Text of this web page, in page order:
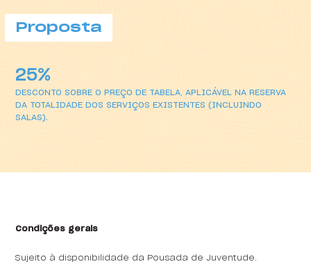
Proposta
25%
DESCONTO SOBRE O PREÇO DE TABELA, APLICÁVEL NA RESERVA
DA TOTALIDADE DOS SERVIÇOS EXISTENTES (INCLUINDO
SALAS).
Condições gerais
Sujeito à disponibilidade da Pousada de Juventude.